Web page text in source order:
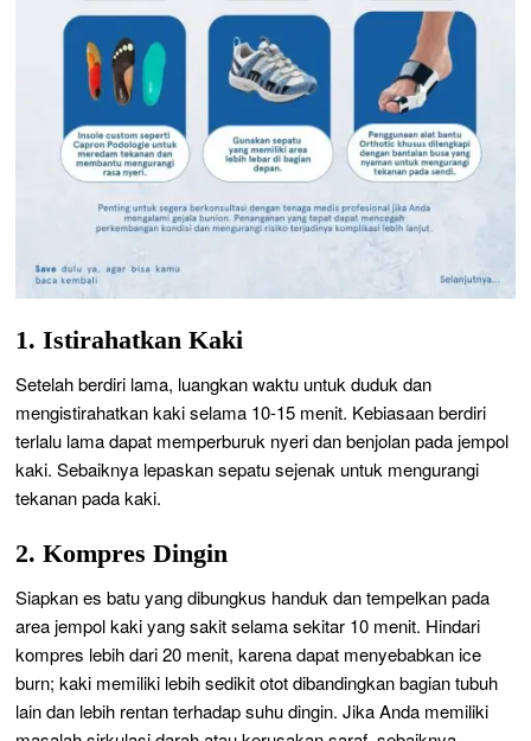
1. Istirahatkan Kaki
Setelah berdiri lama, luangkan waktu untuk duduk dan
mengistirahatkan kaki selama 10-15 menit. Kebiasaan berdiri
terlalu lama dapat memperburuk nyeri dan benjolan pada jempol
kaki. Sebaiknya lepaskan sepatu sejenak untuk mengurangi
tekanan pada kaki.
2. Kompres Dingin
Siapkan es batu yang dibungkus handuk dan tempelkan pada
area jempol kaki yang sakit selama sekitar 10 menit. Hindari
kompres lebih dari 20 menit, karena dapat menyebabkan ice
burn; kaki memiliki lebih sedikit otot dibandingkan bagian tubuh
lain dan lebih rentan terhadap suhu dingin. Jika Anda memiliki